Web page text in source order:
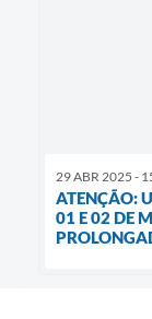
29 ABR 2025 -
ATENÇÃO:
01 E 02 DE